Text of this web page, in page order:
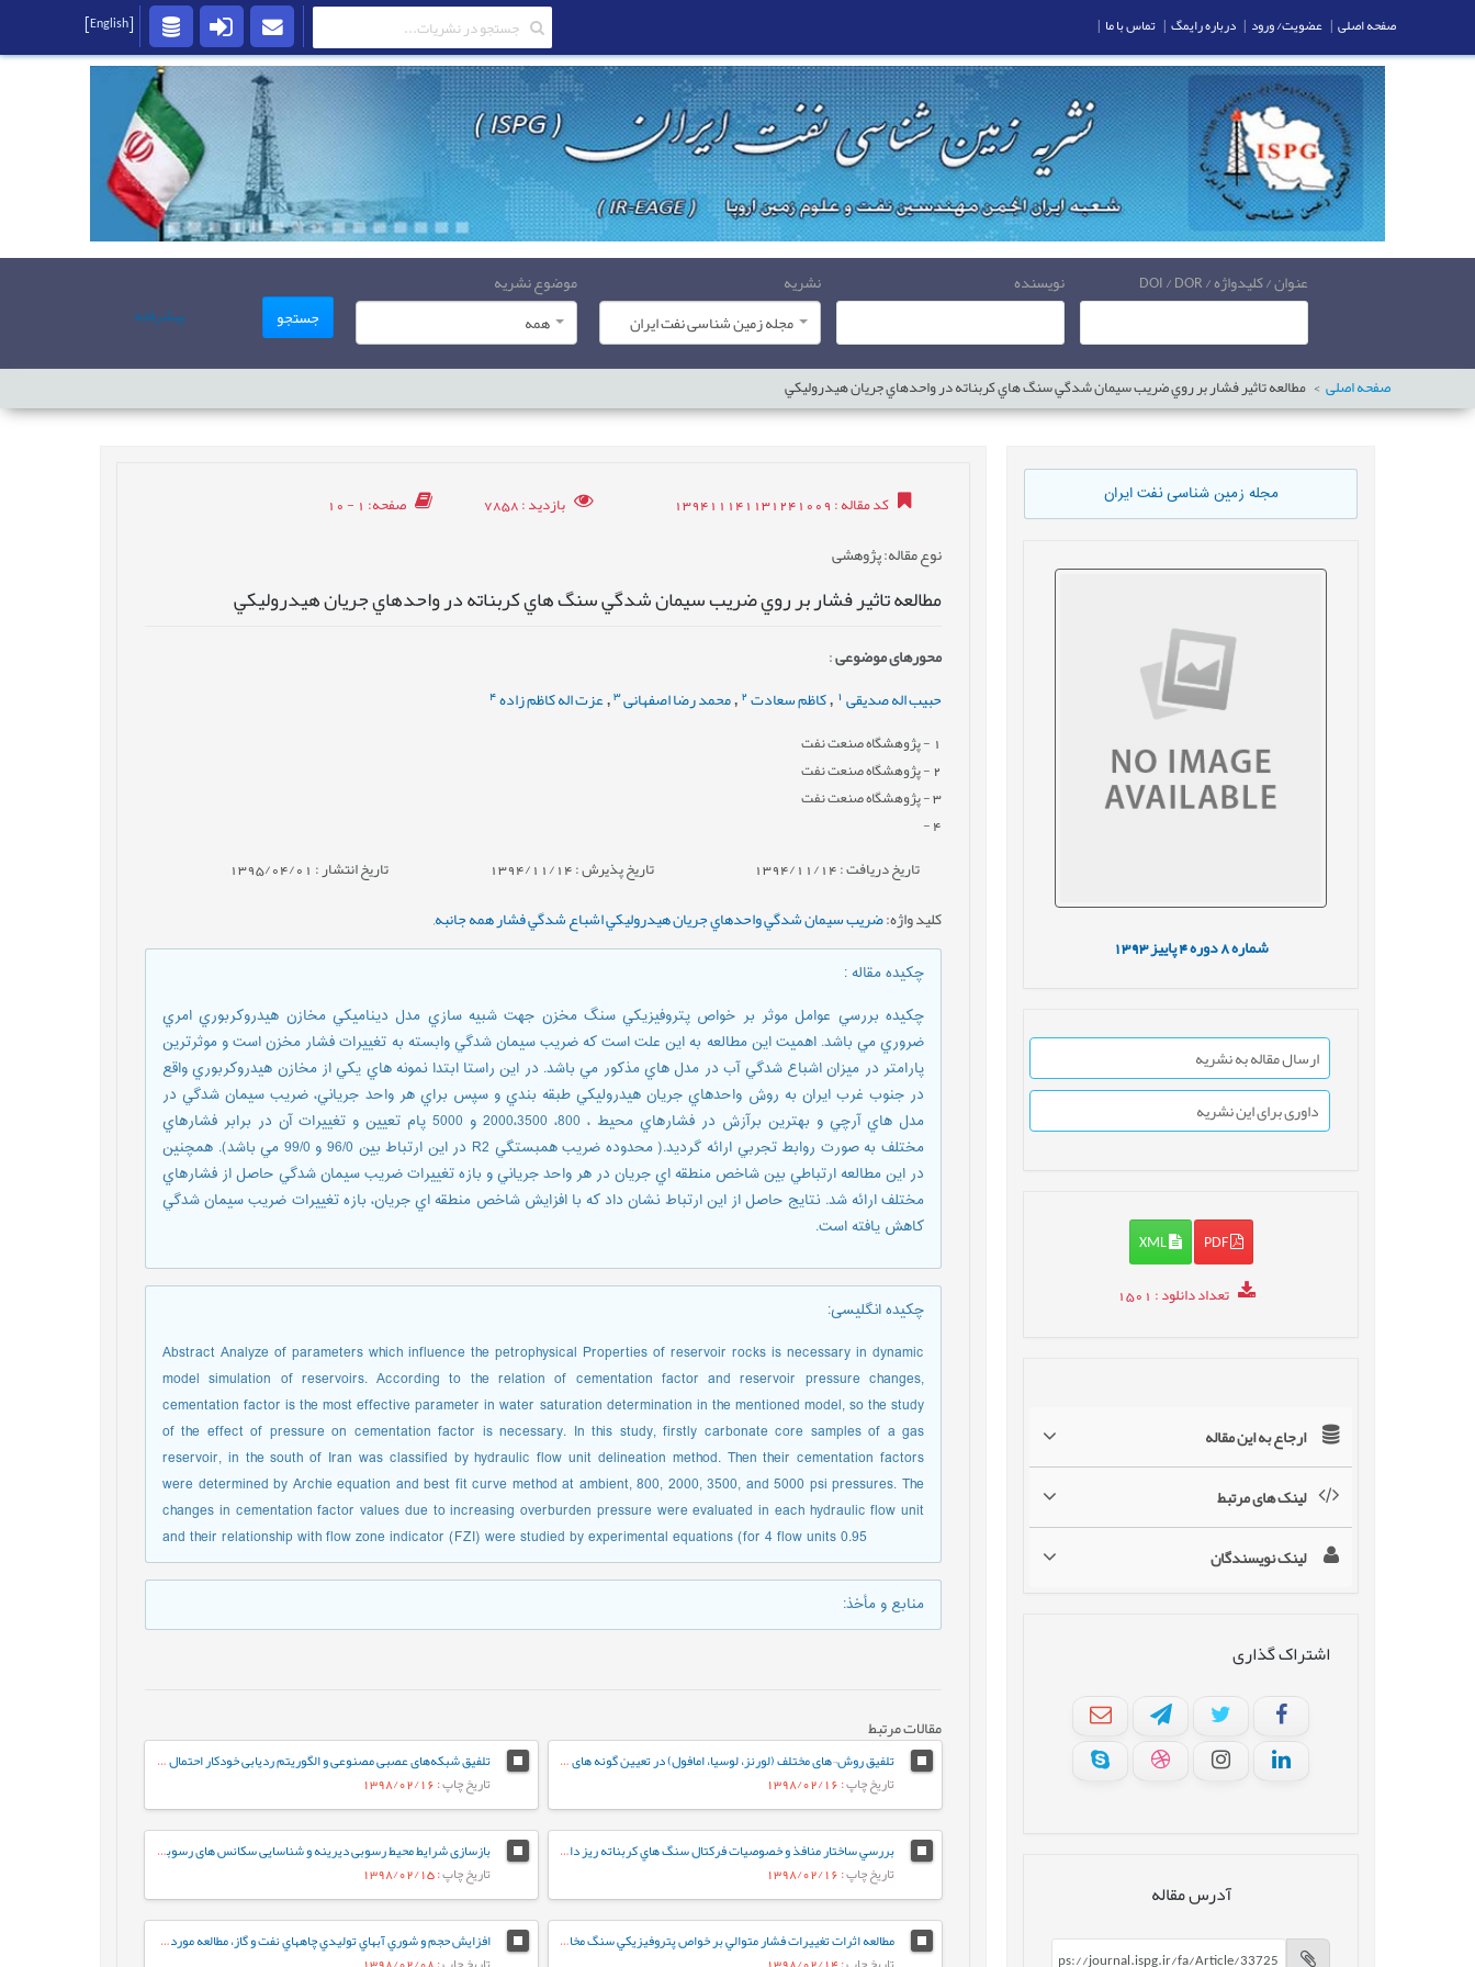
عنوان / کلیدواژه / DOI / DOR نویسنده
نشریه
مجله زمین شناسی نفت ایران
موضوع نشریه
همه
جستجو پیشرفته
صفحه اصلی مطالعه تاثير فشار بر روي ضريب سيمان شدگي سنگ هاي كربناته در واحدهاي جريان هيدروليكي
مجله زمین شناسی نفت ایران
شماره دوره پاییز1393
ارسال مقاله به نشریه
داوری برای این نشریه
PDF
XML
تعداد دانلود: 1501
ارجاع به این مقاله
لینک های مرتبط
لینک نویسندگان
اشتراک گذاری
آدرس مقاله
کد مقاله: 139411141131241009 بازدید: 7858 صفحه: 1 - 10
نوع مقاله: پژوهشی
مطالعه تاثير فشار بر روي ضريب سيمان شدگي سنگ هاي كربناته در واحدهاي جريان هيدروليكي
محورهای موضوعی:
حبیب اله صدیقی 1
,کاظم سعادت2
,محمد رضا اصفهانی3
,عزت اله کاظم زاده4
1 - پژوهشگاه صنعت نفت
2- پژوهشگاه صنعت نفت
3- پژوهشگاه صنعت نفت
4
-
تاریخ دریافت : 1394/11/14 تاریخ پذیرش : 1394/11/14 تاریخ انتشار : 1395/04/01
کلید واژه:ضريب سيمان شدگي واحدهاي جريان هيدروليكي اشباع شدگي فشار همه جانبه,
چکیده مقاله:
چکيده بررسي عوامل موثر بر خواص پتروفيزيكي سنگ مخزن جهت شبيه سازي مدل ديناميكي مخازن هيدروكربوري امري
ضروري مي باشد. اهميت اين مطالعه به اين علت است كه ضريب سيمان شدگي وابسته به تغييرات فشار مخزن است و موثرترين
پارامتر در ميزان اشباع شدگي آب در مدل هاي مذكور مي باشد. در اين راستا ابتدا نمونه هاي يکي از مخازن هيدروکربوري واقع
در جنوب غرب ايران به روش واحدهاي جريان هيدروليكي طبقه بندي و سپس براي هر واحد جرياني، ضريب سيمان شدگي در
مدل هاي آرچي و بهترين برآزش در فشارهاي محيط ، 800، 2000،3500 و 5000 پام تعيين و تغييرات آن در برابر فشارهاي
مختلف به صورت روابط تجربي ارائه گرديد.( محدوده ضريب همبستگي R2 در اين ارتباط بين 96/0 و 99/0 مي باشد). همچنين
در اين مطالعه ارتباطي بين شاخص منطقه اي جريان در هر واحد جرياني و بازه تغييرات ضريب سيمان شدگي حاصل از فشارهاي
مختلف ارائه شد. نتايج حاصل از اين ارتباط نشان داد كه با افزايش شاخص منطقه اي جريان، بازه تغييرات ضريب سيمان شدگي
كاهش يافته است.
چکیده انگلیسی:
Abstract Analyze of parameters which influence the petrophysical Properties of reservoir rocks is necessary in dynamic
model simulation of reservoirs. According to the relation of cementation factor and reservoir pressure changes,
cementation factor is the most effective parameter in water saturation determination in the mentioned model, so the study
of the effect of pressure on cementation factor is necessary. In this study, firstly carbonate core samples of a gas
reservoir, in the south of Iran was classified by hydraulic flow unit delineation method. Then their cementation factors
were determined by Archie equation and best fit curve method at ambient, 800, 2000, 3500, and 5000 psi pressures. The
changes in cementation factor values due to increasing overburden pressure were evaluated in each hydraulic flow unit
and their relationship with flow zone indicator (FZI) were studied by experimental equations (for 4 flow units 0.95
منابع و مأخذ:
مقالات مرتبط
تلفیق روش¬های مختلف (لورنز، لوسیا، امافول) در تعیین گونه های سنگی و واحدهای جریانی در سازند رازک با سن میوسن پایینی در میدان گازی سرخون، حوضه رسوبی زاگرس، جنوب شرقی ایران
تاریخ چاپ: 1398/02/16
تلفیق شبکه‌های عصبی مصنوعی و الگوریتم ردیابی خودکار احتمال گسل نازک شده، جهت شناسایی، تفسیر و استخراج گسل‌ها
تاریخ چاپ: 1398/02/16
بررسي ساختار منافذ و خصوصيات فرکتال سنگ هاي کربناته ريز دانه‌ي گرو و سرگلو با استفاده از آناليز جذب در فشار پايين نيتروژن
تاریخ چاپ: 1398/02/16
بازسازی شرایط محیط رسوبی دیرینه و شناسایی سکانس های رسوبی موجود در سازند قم براساس میکروفاسیس¬ها در ناحیه کهک (جنوب غرب قم)
تاریخ چاپ: 1398/02/15
مطالعه اثرات تغييرات فشار متوالي بر خواص پتروفيزيکي سنگ مخازن کربناته
افزايش حجم و شوري آبهاي توليدي چاههاي نفت و گاز، مطالعه موردي: مخزن گازي مزدوران
صفحه اصلی | عضویت/ ورود | درباره رایمگ | تماس با ما |
[English]